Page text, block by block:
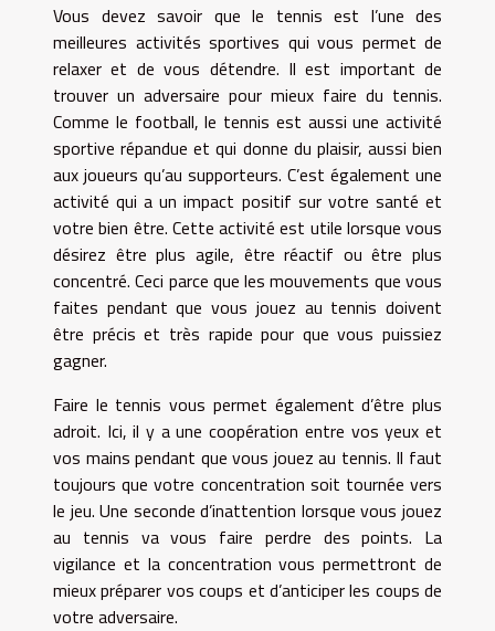
Vous devez savoir que le tennis est l’une des
meilleures activités sportives qui vous permet de
relaxer et de vous détendre. Il est important de
trouver un adversaire pour mieux faire du tennis.
Comme le football, le tennis est aussi une activité
sportive répandue et qui donne du plaisir, aussi bien
aux joueurs qu’au supporteurs. C’est également une
activité qui a un impact positif sur votre santé et
votre bien être. Cette activité est utile lorsque vous
désirez être plus agile, être réactif ou être plus
concentré. Ceci parce que les mouvements que vous
faites pendant que vous jouez au tennis doivent
être précis et très rapide pour que vous puissiez
gagner.
Faire le tennis vous permet également d’être plus
adroit. Ici, il y a une coopération entre vos yeux et
vos mains pendant que vous jouez au tennis. Il faut
toujours que votre concentration soit tournée vers
le jeu. Une seconde d’inattention lorsque vous jouez
au tennis va vous faire perdre des points. La
vigilance et la concentration vous permettront de
mieux préparer vos coups et d’anticiper les coups de
votre adversaire.